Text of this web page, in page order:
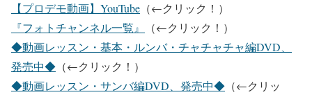
【プロデモ動画】YouTube （←クリック！）
『フォトチャンネル一覧』
（←クリック！）
◆動画レッスン・基本・ルンバ・チャチャチャ編DVD、
発売中◆ （←クリック！）
◆動画レッスン・サンバ編DVD、発売中◆ （←クリッ